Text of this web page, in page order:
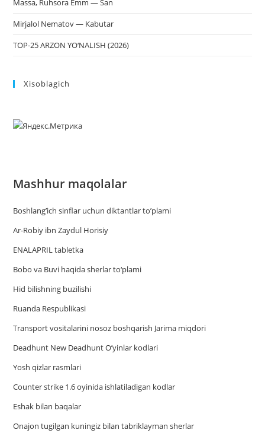
Massa, Ruhsora Emm — San
Mirjalol Nematov — Kabutar
TOP-25 ARZON YO‘NALISH (2026)
Xisoblagich
Mashhur maqolalar
Boshlang’ich sinflar uchun diktantlar to’plami
Ar-Robiy ibn Zaydul Horisiy
ENALAPRIL tabletka
Bobo va Buvi haqida sherlar to‘plami
Hid bilishning buzilishi
Ruanda Respublikasi
Trаnsport vositаlаrini nosoz boshqаrish Jаrimа miqdori
Deadhunt New Deadhunt O’yinlar kodlari
Yosh qizlar rasmlari
Counter strike 1.6 oyinida ishlatiladigan kodlar
Eshak bilan baqalar
Onajon tugilgan kuningiz bilan tabriklayman sherlar